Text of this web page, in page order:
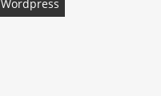
Wordpress